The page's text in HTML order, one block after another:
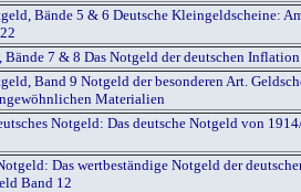
Bände 5 & 6 Deutsche Kleingeldscheine:
Bände 7 & 8 Das Notgeld der deutschen
Band 9 Notgeld der besonderen Art.
Materialien
Notgeld: Das deutsche Notgeld von
Das wertbeständige Notgeld der
Band 12